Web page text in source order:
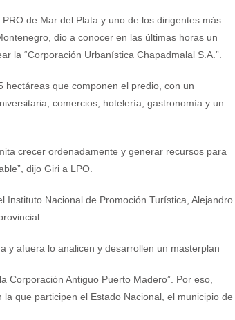
de Mar del Plata y uno de los dirigentes más
dio a conocer en las últimas horas un
la “Corporación Urbanística Chapadmalal S.A.”.
hectáreas que componen el predio, con un
comercios, hotelería, gastronomía y un
crecer ordenadamente y generar recursos para
dijo Giri a LPO.
Instituto Nacional de Promoción Turística, Alejandro
y afuera lo analicen y desarrollen un masterplan
Corporación Antiguo Puerto Madero”. Por eso,
que participen el Estado Nacional, el municipio de